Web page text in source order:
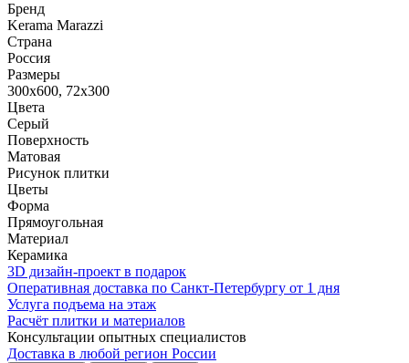
Бренд
Kerama Marazzi
Страна
Россия
Размеры
300x600, 72x300
Цвета
Серый
Поверхность
Матовая
Рисунок плитки
Цветы
Форма
Прямоугольная
Материал
Керамика
3D дизайн-проект в подарок
Оперативная доставка по Санкт-Петербургу от 1 дня
Услуга подъема на этаж
Расчёт плитки и материалов
Консультации опытных специалистов
Доставка в любой регион России